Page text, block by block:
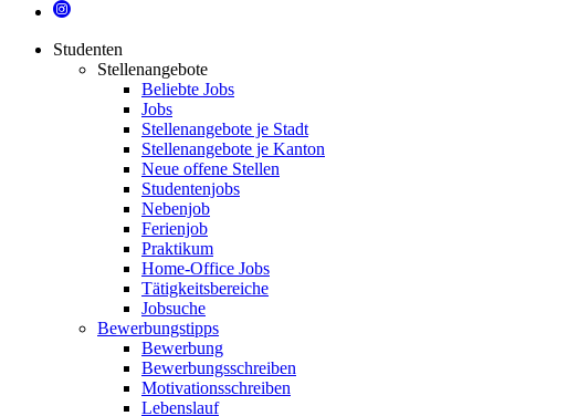
Studenten
Stellenangebote
Beliebte Jobs
Jobs
Stellenangebote je Stadt
Stellenangebote je Kanton
Neue offene Stellen
Studentenjobs
Nebenjob
Ferienjob
Praktikum
Home-Office Jobs
Tätigkeitsbereiche
Jobsuche
Bewerbungstipps
Bewerbung
Bewerbungsschreiben
Motivationsschreiben
Lebenslauf